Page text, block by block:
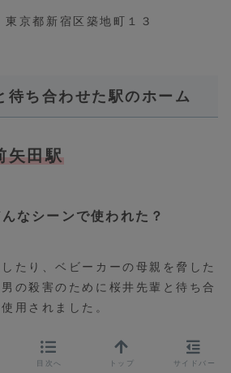
京都新宿区築地町１３
待ち合わせた駅のホーム
矢田駅
なシーンで使われた？
たり、ベビーカーの母親を脅した
の殺害のために桜井先輩と待ち合
用されました。
目次へ トップ サイドバー